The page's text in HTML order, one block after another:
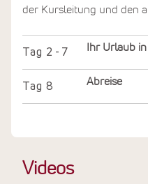
der Kursleitung und den
Tag 2 - 7 Ihr Urlaub
Tag 8 Abreise
Videos